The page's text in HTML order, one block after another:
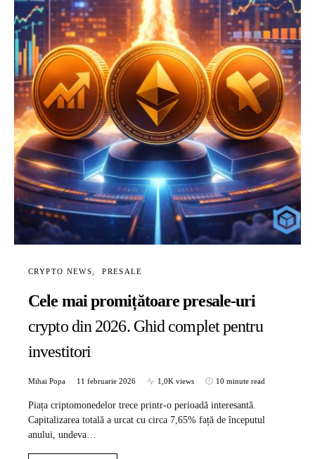
CRYPTO NEWS PRESALE
Cele mai promițătoare presale-uri
crypto din 2026. Ghid complet pentru
investitori
Mihai Popa 11 februarie 2026 1,0K views 10 minute read
Piața criptomonedelor trece printr-o perioadă interesantă.
Capitalizarea totală a urcat cu circa 7,65% față de începutul
anului, undeva…